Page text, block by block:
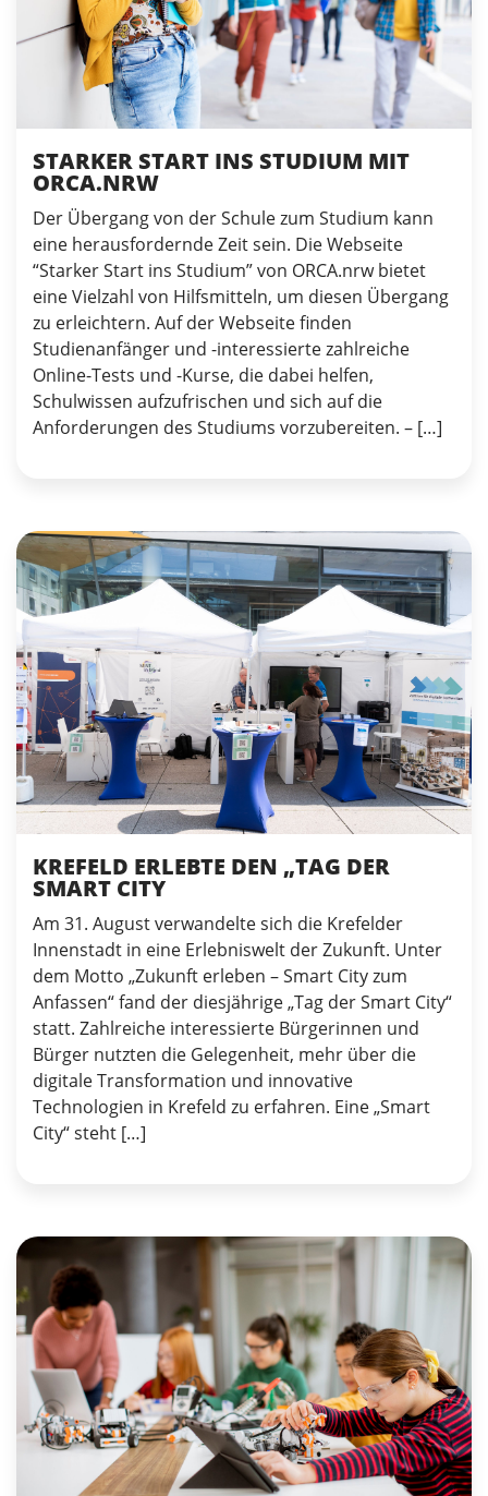
STARKER START INS STUDIUM MIT
ORCA.NRW
Der Übergang von der Schule zum Studium kann
eine herausfordernde Zeit sein. Die Webseite
“Starker Start ins Studium” von ORCA.nrw bietet
eine Vielzahl von Hilfsmitteln, um diesen Übergang
zu erleichtern. Auf der Webseite finden
Studienanfänger und -interessierte zahlreiche
Online-Tests und -Kurse, die dabei helfen,
Schulwissen aufzufrischen und sich auf die
Anforderungen des Studiums vorzubereiten. – […]
KREFELD ERLEBTE DEN „TAG DER
SMART CITY
Am 31. August verwandelte sich die Krefelder
Innenstadt in eine Erlebniswelt der Zukunft. Unter
dem Motto „Zukunft erleben – Smart City zum
Anfassen“ fand der diesjährige „Tag der Smart City“
statt. Zahlreiche interessierte Bürgerinnen und
Bürger nutzten die Gelegenheit, mehr über die
digitale Transformation und innovative
Technologien in Krefeld zu erfahren. Eine „Smart
City“ steht […]